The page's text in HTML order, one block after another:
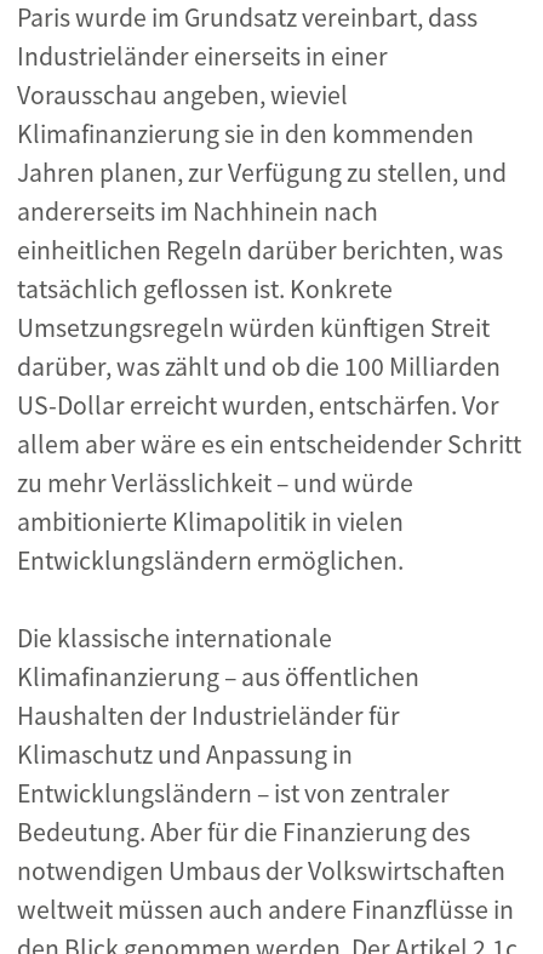
Paris wurde im Grundsatz vereinbart, dass
Industrieländer einerseits in einer
Vorausschau angeben, wieviel
Klimafinanzierung sie in den kommenden
Jahren planen, zur Verfügung zu stellen, und
andererseits im Nachhinein nach
einheitlichen Regeln darüber berichten, was
tatsächlich geflossen ist. Konkrete
Umsetzungsregeln würden künftigen Streit
darüber, was zählt und ob die 100 Milliarden
US-Dollar erreicht wurden, entschärfen. Vor
allem aber wäre es ein entscheidender Schritt
zu mehr Verlässlichkeit – und würde
ambitionierte Klimapolitik in vielen
Entwicklungsländern ermöglichen.
Die klassische internationale
Klimafinanzierung – aus öffentlichen
Haushalten der Industrieländer für
Klimaschutz und Anpassung in
Entwicklungsländern – ist von zentraler
Bedeutung. Aber für die Finanzierung des
notwendigen Umbaus der Volkswirtschaften
weltweit müssen auch andere Finanzflüsse in